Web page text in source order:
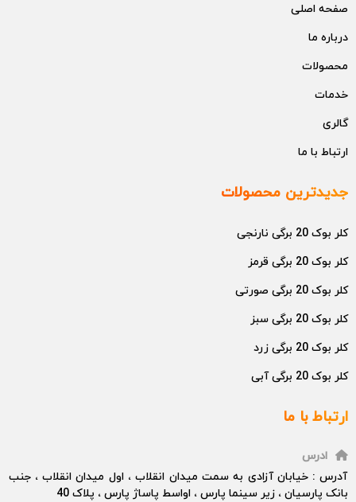
صفحه اصلی
درباره ما
محصولات
خدمات
گالری
ارتباط با ما
جدیدترین محصولات
کلر بوک 20 برگی نارنجی
کلر بوک 20 برگی قرمز
کلر بوک 20 برگی صورتی
کلر بوک 20 برگی سبز
کلر بوک 20 برگی زرد
کلر بوک 20 برگی آبی
ارتباط با ما
ادرس
آدرس : خیابان آزادی به سمت میدان انقلاب ، اول میدان انقلاب ، جنب
بانک پارسیان ، زیر سینما پارس ، اواسط پاساژ پارس ، پلاک 40